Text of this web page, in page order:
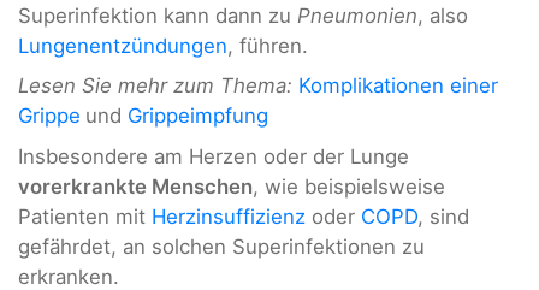
Superinfektion kann dann zu Pneumonien, also
Lungenentzündungen, führen.
Lesen Sie mehr zum Thema: Komplikationen einer
Grippe und Grippeimpfung
Insbesondere am Herzen oder der Lunge
vorerkrankte Menschen, wie beispielsweise
Patienten mit Herzinsuffizienz oder COPD, sind
gefährdet, an solchen Superinfektionen zu
erkranken.